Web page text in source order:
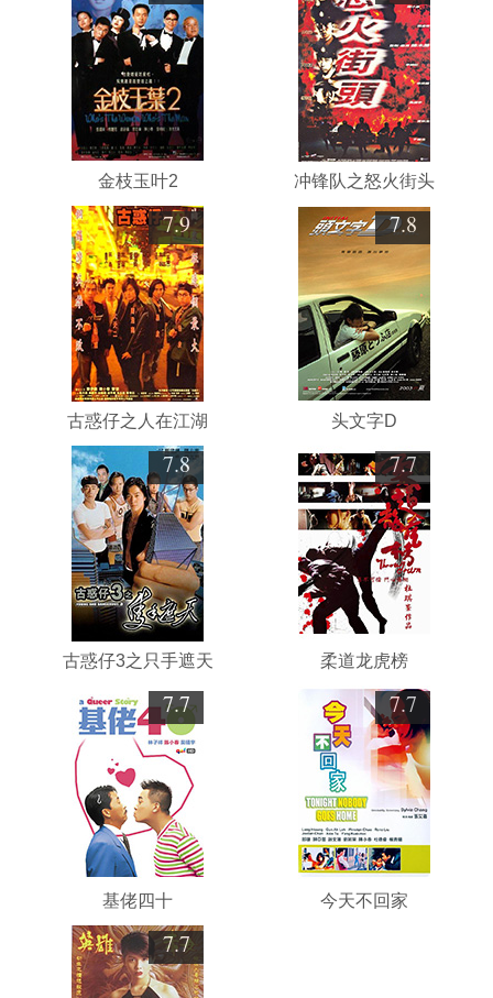
金枝玉叶2 冲锋队之怒火街头
7.9
古惑仔之人在江湖
7.8
头文字D
7.8
古惑仔3之只手遮天
7.7
柔道龙虎榜
7.7
基佬四十
7.7
今天不回家
7.7